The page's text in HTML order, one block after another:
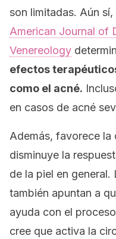
son limitadas. Aún sí,
American Journal of
Venereology
efectos
como el acné.
en casos de acné
Además, favorece la
disminuye la
de la piel en
también apuntan a
ayuda con el
cree que activa la